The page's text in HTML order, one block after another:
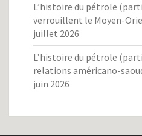
L’histoire du pétrole
verrouillent le Moyen-
juillet 2026
L’histoire du pétrole
relations américano-
juin 2026